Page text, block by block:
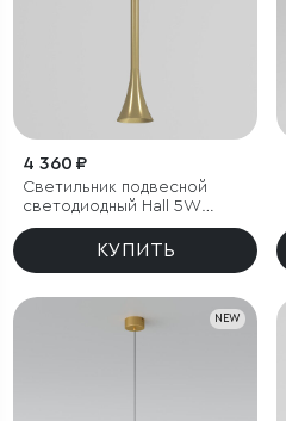
4 360 ₽
Светильник подвесной
светодиодный Hall 5W
4000K латунь
КУПИТЬ
NEW